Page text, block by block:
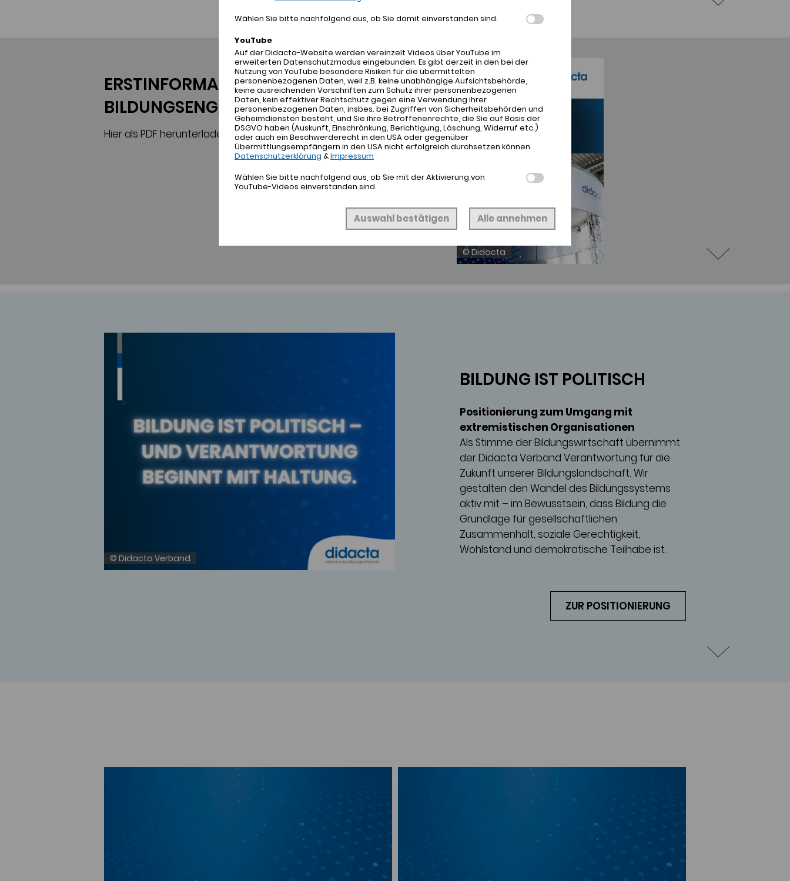
ERSTINFORMATION FÜR
BILDUNGSENGAGIERTE
Hier als PDF herunterladen
ZUM PDF
© Didacta
© Didacta Verband
BILDUNG IST POLITISCH
Positionierung zum Umgang mit
extremistischen Organisationen
Als Stimme der Bildungswirtschaft übernimmt
der Didacta Verband Verantwortung für die
Zukunft unserer Bildungslandschaft. Wir
gestalten den Wandel des Bildungssystems
aktiv mit – im Bewusstsein, dass Bildung die
Grundlage für gesellschaftlichen
Zusammenhalt, soziale Gerechtigkeit,
Wohlstand und demokratische Teilhabe ist.
ZUR POSITIONIERUNG
Wählen Sie bitte nachfolgend aus, ob Sie damit einverstanden sind.
YouTube
Auf der Didacta-Website werden vereinzelt Videos über YouTube im
erweiterten Datenschutzmodus eingebunden. Es gibt derzeit in den bei der
Nutzung von YouTube besondere Risiken für die übermittelten
personenbezogenen Daten, weil z.B. keine unabhängige Aufsichtsbehörde,
keine ausreichenden Vorschriften zum Schutz ihrer personenbezogenen
Daten, kein effektiver Rechtschutz gegen eine Verwendung ihrer
personenbezogenen Daten, insbes. bei Zugriffen von Sicherheitsbehörden und
Geheimdiensten besteht, und Sie ihre Betroffenenrechte, die Sie auf Basis der
DSGVO haben (Auskunft, Einschränkung, Berichtigung, Löschung, Widerruf etc.)
oder auch ein Beschwerderecht in den USA oder gegenüber
Übermittlungsempfängern in den USA nicht erfolgreich durchsetzen können.
Datenschutzerklärung &Impressum
Wählen Sie bitte nachfolgend aus, ob Sie mit der Aktivierung von
YouTube-Videos einverstanden sind.
Auswahl bestätigen Alle annehmen